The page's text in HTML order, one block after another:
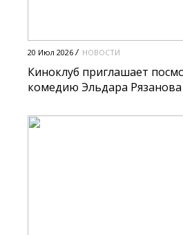
20 Июл 2026 НОВОСТИ
Киноклуб приглашает
комедию Эльдара Рязанова